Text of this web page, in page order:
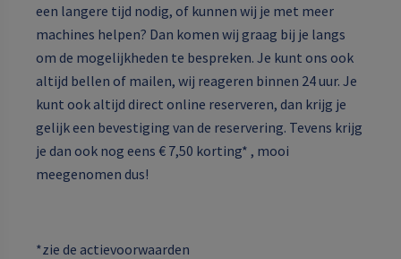
een langere tijd nodig, of kunnen wij je met meer
machines helpen? Dan komen wij graag bij je langs
om de mogelijkheden te bespreken. Je kunt ons ook
altijd bellen of mailen, wij reageren binnen 24 uur. Je
kunt ook altijd direct online reserveren, dan krijg je
gelijk een bevestiging van de reservering. Tevens krijg
je dan ook nog eens € 7,50 korting* , mooi
meegenomen dus!
*zie de actievoorwaarden